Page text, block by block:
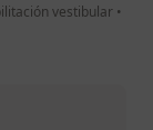
vestibular •